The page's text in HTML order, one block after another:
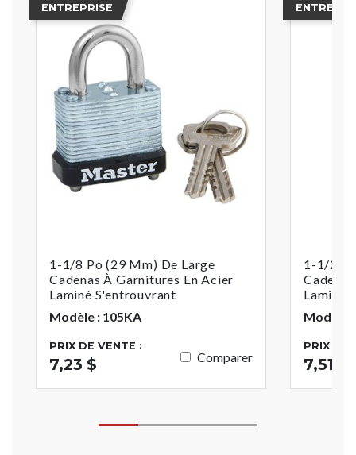
ENTREPRISE
1-1/8 Po (29 Mm) De Large
Cadenas À Garnitures En Acier
Laminé S'entrouvrant
Modèle : 105KA
PRIX DE VENTE :
7,23 $ Comparer
1-1/2
Laminé
Modèle
PRIX DE
7,51 $